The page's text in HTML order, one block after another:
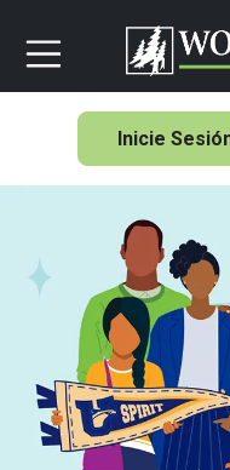
Inicie